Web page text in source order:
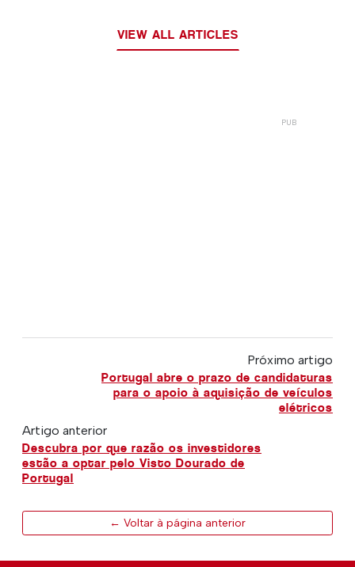
VIEW ALL ARTICLES
Próximo artigo
Portugal abre o prazo de candidaturas
para o apoio à aquisição de veículos
elétricos
Artigo anterior
Descubra por que razão os investidores
estão a optar pelo Visto Dourado de
Portugal
← Voltar à página anterior